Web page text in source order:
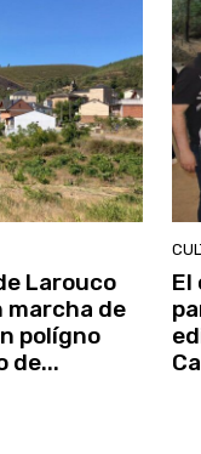
Larouco
marcha de
polígno
de...
El